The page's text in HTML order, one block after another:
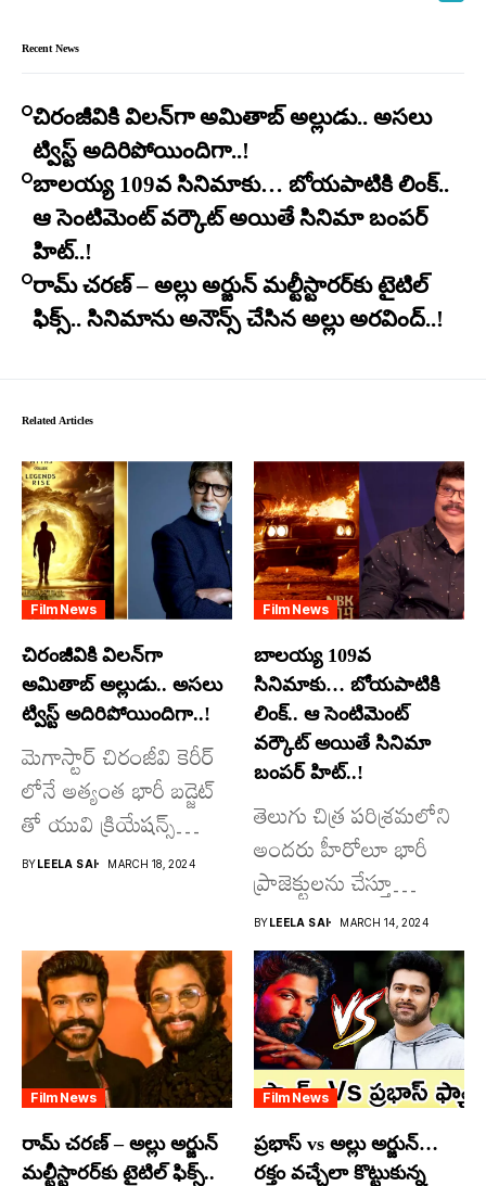
Recent News
చిరంజీవికి విలన్‌గా అమితాబ్ అల్లుడు.. అసలు
ట్విస్ట్ అదిరిపోయిందిగా..!
బాలయ్య 109వ సినిమాకు… బోయపాటికి లింక్..
ఆ సెంటిమెంట్ వర్కౌట్ అయితే సినిమా బంపర్
హిట్..!
రామ్ చరణ్ – అల్లు అర్జున్ మల్టీస్టారర్​కు టైటిల్
ఫిక్స్.. సినిమాను అనౌన్స్ చేసిన అల్లు అరవింద్..!
Related Articles
Film News
చిరంజీవికి విలన్‌గా
అమితాబ్ అల్లుడు.. అసలు
ట్విస్ట్ అదిరిపోయిందిగా..!
మెగాస్టార్ చిరంజీవి కెరీర్
లోనే అత్యంత భారీ బడ్జెట్
తో యువి క్రియేషన్స్
రూపొందిస్తున్న
BYLEELA SAI MARCH 18, 2024
Film News
బాలయ్య 109వ
సినిమాకు… బోయపాటికి
లింక్.. ఆ సెంటిమెంట్
వర్కౌట్ అయితే సినిమా
బంపర్ హిట్..!
తెలుగు చిత్ర పరిశ్రమలోని
అందరు హీరోలూ భారీ
ప్రాజెక్టులను చేస్తూ
దూసుకుపోతోన్నారు.
అందులో కొందరు
మాత్రమే...
BYLEELA SAI MARCH 14, 2024
Film News
రామ్ చరణ్ – అల్లు అర్జున్
మల్టీస్టారర్​కు టైటిల్ ఫిక్స్..
Film News
ప్రభాస్ vs అల్లు అర్జున్…
రక్తం వచ్చేలా కొట్టుకున్న